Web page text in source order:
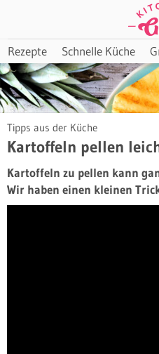
Rezepte Schnelle Küche
Tipps aus der Küche
Kartoffeln pellen
Kartoffeln zu pellen kann
Wir haben einen kleinen